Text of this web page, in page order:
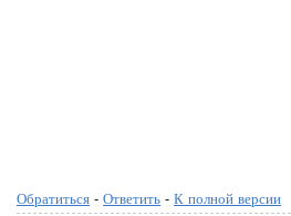
Обратиться - Ответить - К полной версии